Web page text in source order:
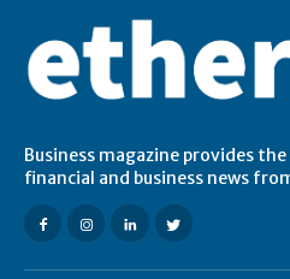
Business magazine provides
financial and business news